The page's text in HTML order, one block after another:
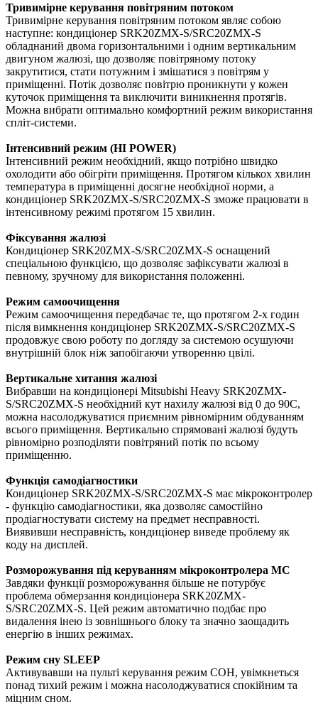
Тривимірне керування повітряним потоком
Тривимірне керування повітряним потоком являє собою
наступне: кондиціонер SRK20ZMX-S/SRC20ZMX-S
обладнаний двома горизонтальними і одним вертикальним
двигуном жалюзі, що дозволяє повітряному потоку
закрутитися, стати потужним і змішатися з повітрям у
приміщенні. Потік дозволяє повітрю проникнути у кожен
куточок приміщення та виключити виникнення протягів.
Можна вибрати оптимально комфортний режим використання
спліт-системи.
Інтенсивний режим (HI POWER)
Інтенсивний режим необхідний, якщо потрібно швидко
охолодити або обігріти приміщення. Протягом кількох хвилин
температура в приміщенні досягне необхідної норми, а
кондиціонер SRK20ZMX-S/SRC20ZMX-S зможе працювати в
інтенсивному режимі протягом 15 хвилин.
Фіксування жалюзі
Кондиціонер SRK20ZMX-S/SRC20ZMX-S оснащений
спеціальною функцією, що дозволяє зафіксувати жалюзі в
певному, зручному для використання положенні.
Режим самоочищення
Режим самоочищення передбачає те, що протягом 2-х годин
після вимкнення кондиціонер SRK20ZMX-S/SRC20ZMX-S
продовжує свою роботу по догляду за системою осушуючи
внутрішній блок ніж запобігаючи утворенню цвілі.
Вертикальне хитання жалюзі
Вибравши на кондиціонері Mitsubishi Heavy SRK20ZMX-
S/SRC20ZMX-S необхідний кут нахилу жалюзі від 0 до 90С,
можна насолоджуватися приємним рівномірним обдуванням
всього приміщення. Вертикально спрямовані жалюзі будуть
рівномірно розподіляти повітряний потік по всьому
приміщенню.
Функція самодіагностики
Кондиціонер SRK20ZMX-S/SRC20ZMX-S має мікроконтролер
- функцію самодіагностики, яка дозволяє самостійно
продіагностувати систему на предмет несправності.
Виявивши несправність, кондиціонер виведе проблему як
коду на дисплей.
Розморожування під керуванням мікроконтролера MC
Завдяки функції розморожування більше не потурбує
проблема обмерзання кондиціонера SRK20ZMX-
S/SRC20ZMX-S. Цей режим автоматично подбає про
видалення інею із зовнішнього блоку та значно заощадить
енергію в інших режимах.
Режим сну SLEEP
Активувавши на пульті керування режим СОН, увімкнеться
понад тихий режим і можна насолоджуватися спокійним та
міцним сном.